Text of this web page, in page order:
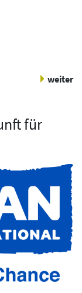
weiter
für